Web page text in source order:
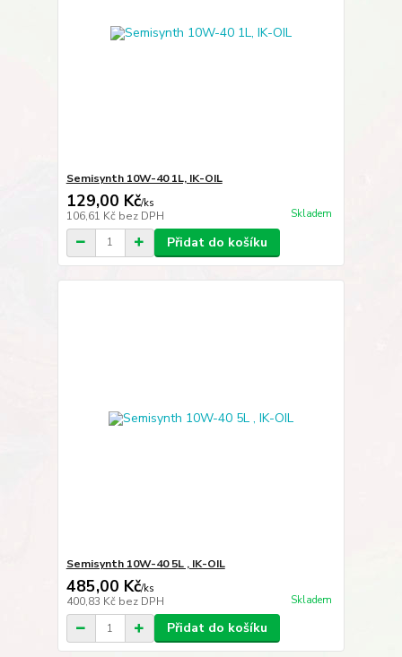
Semisynth 10W-40 1L, IK-OIL
129,00 Kč/ks
106,61 Kč bez DPH Skladem
Přidat do košíku
Semisynth 10W-40 5L , IK-OIL
485,00 Kč/ks
400,83 Kč bez DPH Skladem
Přidat do košíku